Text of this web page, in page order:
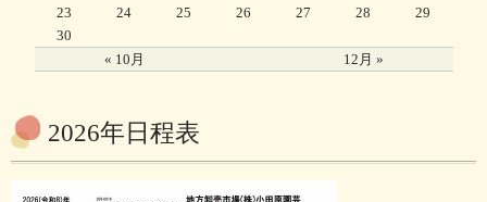
« 10月 12月 »
23
24 25 26 27 28
29
30
2026年日程表